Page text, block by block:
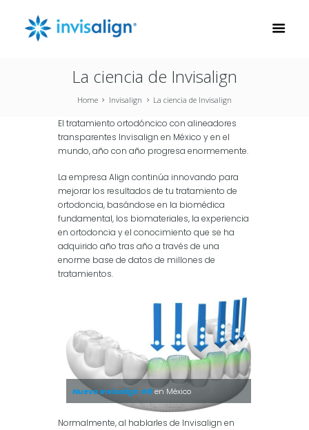
La ciencia de Invisalign
Home Invisalign La ciencia de Invisalign
El tratamiento ortodóncico con alineadores
transparentes Invisalign en México y en el
mundo, año con año progresa enormemente.
La empresa Align continúa innovando para
mejorar los resultados de tu tratamiento de
ortodoncia, basándose en la biomédica
fundamental, los biomateriales, la experiencia
en ortodoncia y el conocimiento que se ha
adquirido año tras año a través de una
enorme base de datos de millones de
tratamientos.
Nuevo Invisalign G8en México
Normalmente, al hablarles de Invisalign en